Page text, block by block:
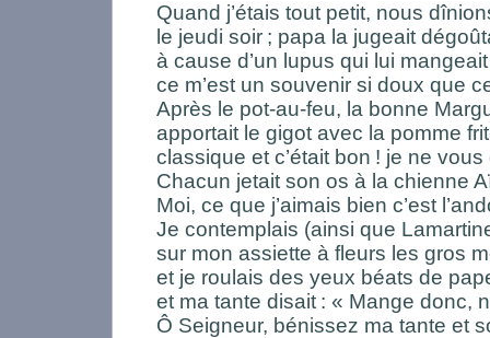
Quand j’étais tout petit, nous
le jeudi soir ; papa la jugeait
à cause d’un lupus qui lui
ce m’est un souvenir si doux que
Après le pot-au-feu, la bonne
apportait le gigot avec la pomme
classique et c’était bon ! je ne
Chacun jetait son os à la chienne
Moi, ce que j’aimais bien c’est
Je contemplais (ainsi que
sur mon assiette à fleurs les gros
et je roulais des yeux béats de
et ma tante disait : « Mange donc,
Ô Seigneur, bénissez ma tante et